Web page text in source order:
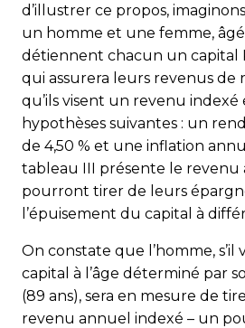
d’illustrer ce propos,
un homme et une femme,
détiennent chacun un capital
qui assurera leurs revenus de
qu’ils visent un revenu indexé
hypothèses suivantes : un
de 4,50 % et une inflation
tableau III présente le revenu
pourront tirer de leurs
l’épuisement du capital à
On constate que l’homme, s’il
capital à l’âge déterminé par
(89 ans), sera en mesure de
revenu annuel indexé – un